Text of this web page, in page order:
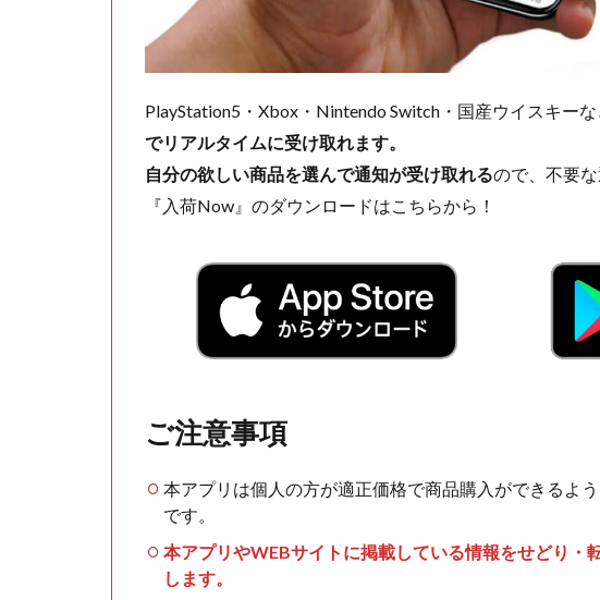
PlayStation5・Xbox・Nintendo Switch・国産ウイスキー
でリアルタイムに受け取れます。
自分の欲しい商品を選んで通知が受け取れるので、不要
『入荷Now』のダウンロードはこちらから！
ご注意事項
本アプリは個人の方が適正価格で商品購入ができるよ
です。
本アプリやWEBサイトに掲載している情報をせどり・
します。